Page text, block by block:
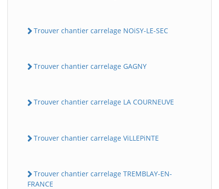
Trouver chantier carrelage NOiSY-LE-SEC
Trouver chantier carrelage GAGNY
Trouver chantier carrelage LA COURNEUVE
Trouver chantier carrelage ViLLEPiNTE
Trouver chantier carrelage TREMBLAY-EN-
FRANCE